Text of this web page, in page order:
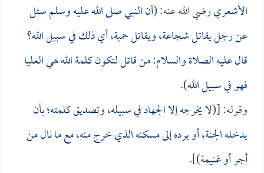
الأشعريرضي الله عنه: (أن النبي صلى الله عليه وسلم سئل
عن رجل يقاتل شجاعة، ويقاتل حمية، أي ذلك في سبيل الله؟
قال عليه الصلاة والسلام: من قاتل لتكون كلمة الله هي العليا
فهو في سبيل الله).
وقوله: [(لا يخرجه إلا الجهاد في سبيله، وتصديق كلمته؛ بأن
يدخله الجنة، أو يرده إلى مسكنه الذي خرج منه، مع ما نال من
أجر أو غنيمة)].